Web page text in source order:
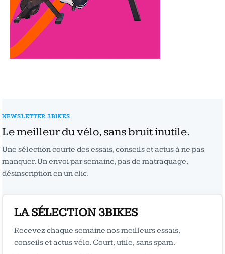
NEWSLETTER 3BIKES
Le meilleur du vélo, sans bruit inutile.
Une sélection courte des essais, conseils et actus à ne pas
manquer. Un envoi par semaine, pas de matraquage,
désinscription en un clic.
LA SÉLECTION 3BIKES
Recevez chaque semaine nos meilleurs essais,
conseils et actus vélo. Court, utile, sans spam.